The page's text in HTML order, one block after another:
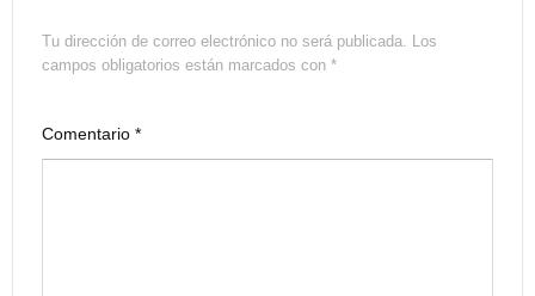
Tu dirección de correo electrónico no será publicada. Los
campos obligatorios están marcados con *
Comentario *